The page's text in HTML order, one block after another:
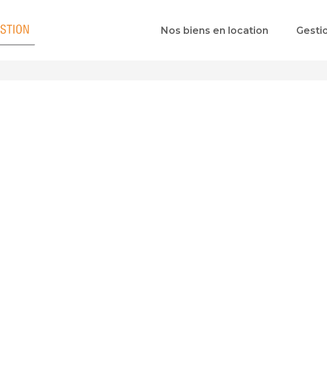
Nos biens en location